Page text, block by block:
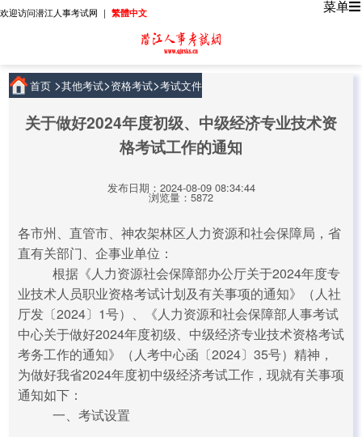
欢迎访问潜江人事考试网 ｜ 繁體中文 菜单
首页 >其他考试>资格考试>考试文件
关于做好2024年度初级、中级经济专业技术资
格考试工作的通知
发布日期：2024-08-09 08:34:44
浏览量：5872
各市州、直管市、神农架林区人力资源和社会保障局，省
直有关部门、企事业单位：
根据《人力资源社会保障部办公厅关于2024年度专
业技术人员职业资格考试计划及有关事项的通知》（人社
厅发〔2024〕1号）、《人力资源和社会保障部人事考试
中心关于做好2024年度初级、中级经济专业技术资格考试
考务工作的通知》（人考中心函〔2024〕35号）精神，
为做好我省2024年度初中级经济考试工作，现就有关事项
通知如下：
一、考试设置